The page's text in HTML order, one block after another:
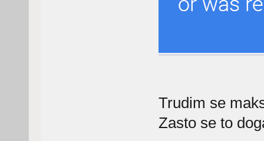
Trudim se
Zasto se to